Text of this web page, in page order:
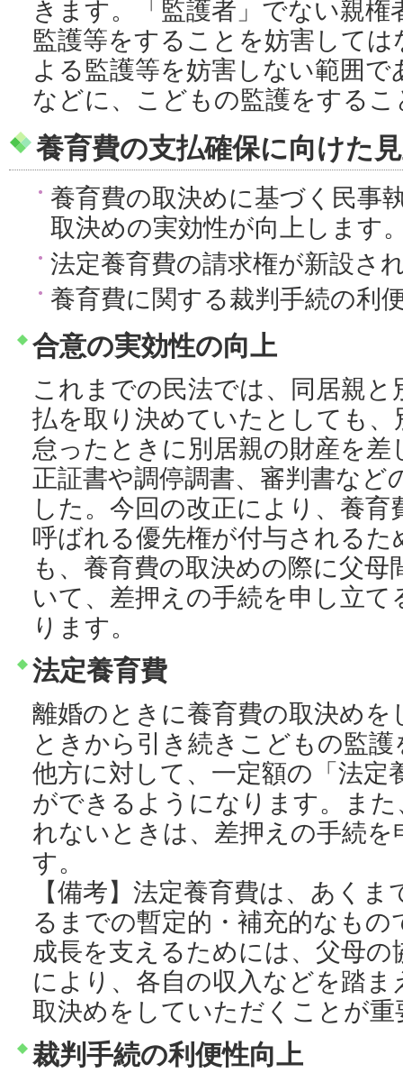
きます。「監護者」でない親
監護等をすることを妨害して
よる監護等を妨害しない範囲
などに、こどもの監護をする
養育費の支払確保に向けた
養育費の取決めに基づく民事
取決めの実効性が向上します
法定養育費の請求権が新設さ
養育費に関する裁判手続の利
合意の実効性の向上
これまでの民法では、同居親
払を取り決めていたとしても
怠ったときに別居親の財産を
正証書や調停調書、審判書など
した。今回の改正により、養
呼ばれる優先権が付与される
も、養育費の取決めの際に父
いて、差押えの手続を申し立
ります。
法定養育費
離婚のときに養育費の取決め
ときから引き続きこどもの監
他方に対して、一定額の「法定
ができるようになります。ま
れないときは、差押えの手続
す。
【備考】法定養育費は、あく
るまでの暫定的・補充的なも
成長を支えるためには、父母の
により、各自の収入などを踏
取決めをしていただくことが重
裁判手続の利便性向上